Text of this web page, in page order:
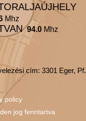
Mhz
94.0Mhz
cím: 3301 Eger,
policy
jog fenntartva